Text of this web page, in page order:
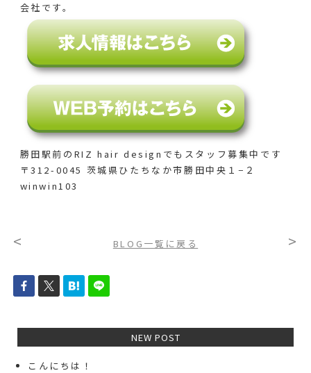
会社です。
勝田駅前のRIZ hair designでも スタッフ募集中です
〒312-0045 茨城県ひたちなか市勝田中央１−２
winwin103
< BLOG一覧に戻る >
NEW POST
こんにちは！